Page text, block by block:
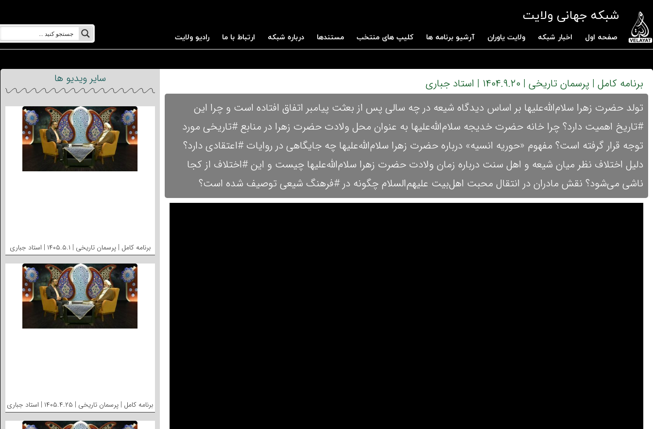
شبکه جهانی ولایت
صفحه اول اخبار شبکه ولایت یاوران آرشیو برنامه ها کلیپ های منتخب مستندها درباره شبکه ارتباط با ما رادیو ولایت
برنامه کامل | پرسمان تاریخی | ۱۴۰۴.۹.۲۰ | استاد جباری
تولد حضرت زهرا سلام‌الله‌علیها بر اساس دیدگاه شیعه در چه سالی پس از بعثت پیامبر اتفاق افتاده است و چرا این
#تاریخ اهمیت دارد؟ چرا خانه حضرت خدیجه سلام‌الله‌علیها به عنوان محل ولادت حضرت زهرا در منابع #تاریخی مورد
توجه قرار گرفته است؟ مفهوم «حوریه انسیه» درباره حضرت زهرا سلام‌الله‌علیها چه جایگاهی در روایات #اعتقادی دارد؟
دلیل اختلاف نظر میان شیعه و اهل سنت درباره زمان ولادت حضرت زهرا سلام‌الله‌علیها چیست و این #اختلاف از کجا
ناشی می‌شود؟ نقش مادران در انتقال محبت اهل‌بیت علیهم‌السلام چگونه در #فرهنگ شیعی توصیف شده است؟
سایر ویدیو ها
برنامه کامل | پرسمان تاریخی | ۱۴۰۵.۵.۱ | استاد جباری
برنامه کامل | پرسمان تاریخی | ۱۴۰۵.۴.۲۵ | استاد جباری